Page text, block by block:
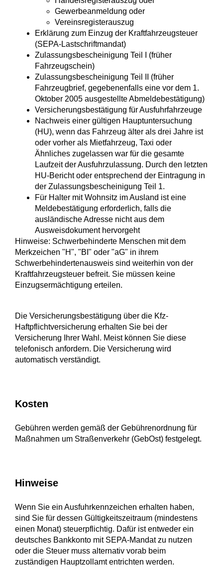
Gewerbeanmeldung oder
Vereinsregisterauszug
Erklärung zum Einzug der Kraftfahrzeugsteuer
(SEPA-Lastschriftmandat)
Zulassungsbescheinigung Teil I (früher
Fahrzeugschein)
Zulassungsbescheinigung Teil II (früher
Fahrzeugbrief, gegebenenfalls eine vor dem 1.
Oktober 2005 ausgestellte Abmeldebestätigung)
Versicherungsbestätigung für Ausfuhrfahrzeuge
Nachweis einer gültigen Hauptuntersuchung
(HU), wenn das Fahrzeug älter als drei Jahre ist
oder vorher als Mietfahrzeug, Taxi oder
Ähnliches zugelassen war für die gesamte
Laufzeit der Ausfuhrzulassung. Durch den letzten
HU-Bericht oder entsprechend der Eintragung in
der Zulassungsbescheinigung Teil 1.
Für Halter mit Wohnsitz im Ausland ist eine
Meldebestätigung erforderlich, falls die
ausländische Adresse nicht aus dem
Ausweisdokument hervorgeht
Hinweise: Schwerbehinderte Menschen mit dem
Merkzeichen "H", "BI" oder "aG" in ihrem
Schwerbehindertenausweis sind weiterhin von der
Kraftfahrzeugsteuer befreit. Sie müssen keine
Einzugsermächtigung erteilen.
Die Versicherungsbestätigung über die Kfz-
Haftpflichtversicherung erhalten Sie bei der
Versicherung Ihrer Wahl. Meist können Sie diese
telefonisch anfordern. Die Versicherung wird
automatisch verständigt.
Kosten
Gebühren werden gemäß der Gebührenordnung für
Maßnahmen um Straßenverkehr (GebOst) festgelegt.
Hinweise
Wenn Sie ein Ausfuhrkennzeichen erhalten haben,
sind Sie für dessen Gültigkeitszeitraum (mindestens
einen Monat) steuerpflichtig. Dafür ist entweder ein
deutsches Bankkonto mit SEPA-Mandat zu nutzen
oder die Steuer muss alternativ vorab beim
zuständigen Hauptzollamt entrichten werden.